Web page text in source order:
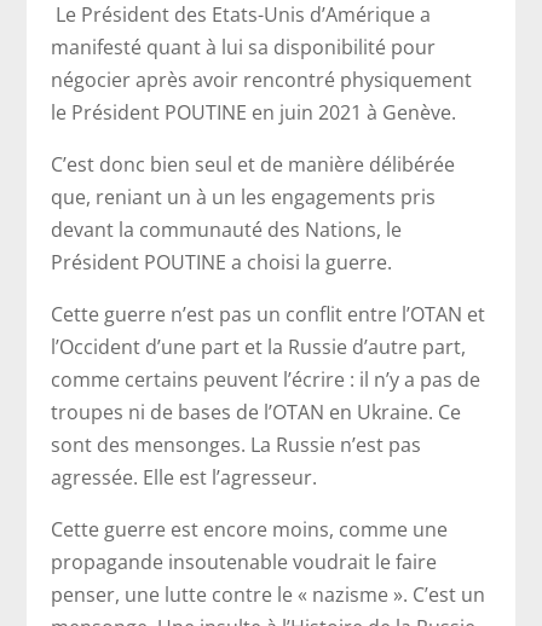
Le Président des Etats-Unis d’Amérique a
manifesté quant à lui sa disponibilité pour
négocier après avoir rencontré physiquement
le Président POUTINE en juin 2021 à Genève.
C’est donc bien seul et de manière délibérée
que, reniant un à un les engagements pris
devant la communauté des Nations, le
Président POUTINE a choisi la guerre.
Cette guerre n’est pas un conflit entre l’OTAN et
l’Occident d’une part et la Russie d’autre part,
comme certains peuvent l’écrire : il n’y a pas de
troupes ni de bases de l’OTAN en Ukraine. Ce
sont des mensonges. La Russie n’est pas
agressée. Elle est l’agresseur.
Cette guerre est encore moins, comme une
propagande insoutenable voudrait le faire
penser, une lutte contre le « nazisme ». C’est un